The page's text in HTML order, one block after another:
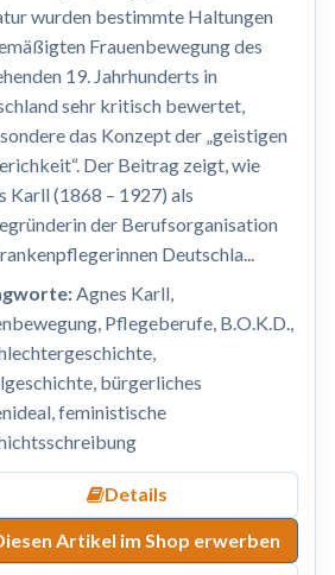
wurden bestimmte Haltungen
Frauenbewegung des
19. Jahrhunderts in
sehr kritisch bewertet,
das Konzept der „geistigen
Der Beitrag zeigt, wie
Karll (1868 – 1927) als
der Berufsorganisation
Deutschla...
Agnes Karll,
Pflegeberufe, B.O.K.D.,
bürgerliches
feministische
Details
Artikel im Shop erwerben